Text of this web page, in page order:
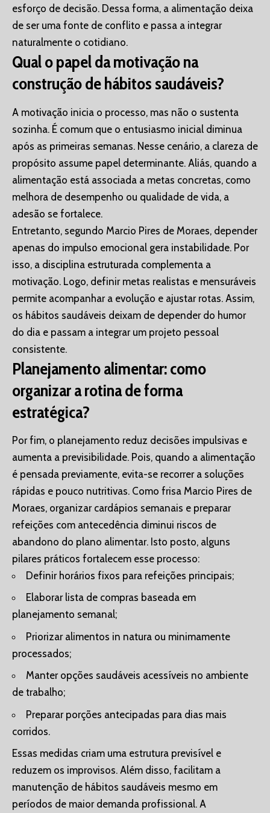
esforço de decisão. Dessa forma, a alimentação deixa
de ser uma fonte de conflito e passa a integrar
naturalmente o cotidiano.
Qual o papel da motivação na
construção de hábitos saudáveis?
A motivação inicia o processo, mas não o sustenta
sozinha. É comum que o entusiasmo inicial diminua
após as primeiras semanas. Nesse cenário, a clareza de
propósito assume papel determinante. Aliás, quando a
alimentação está associada a metas concretas, como
melhora de desempenho ou qualidade de vida, a
adesão se fortalece.
Entretanto, segundo Marcio Pires de Moraes, depender
apenas do impulso emocional gera instabilidade. Por
isso, a disciplina estruturada complementa a
motivação. Logo, definir metas realistas e mensuráveis
permite acompanhar a evolução e ajustar rotas. Assim,
os hábitos saudáveis deixam de depender do humor
do dia e passam a integrar um projeto pessoal
consistente.
Planejamento alimentar: como
organizar a rotina de forma
estratégica?
Por fim, o planejamento reduz decisões impulsivas e
aumenta a previsibilidade. Pois, quando a alimentação
é pensada previamente, evita-se recorrer a soluções
rápidas e pouco nutritivas. Como frisa Marcio Pires de
Moraes, organizar cardápios semanais e preparar
refeições com antecedência diminui riscos de
abandono do plano alimentar. Isto posto, alguns
pilares práticos fortalecem esse processo:
Definir horários fixos para refeições principais;
Elaborar lista de compras baseada em
planejamento semanal;
Priorizar alimentos in natura ou minimamente
processados;
Manter opções saudáveis acessíveis no ambiente
de trabalho;
Preparar porções antecipadas para dias mais
corridos.
Essas medidas criam uma estrutura previsível e
reduzem os improvisos. Além disso, facilitam a
manutenção de hábitos saudáveis mesmo em
períodos de maior demanda profissional. A